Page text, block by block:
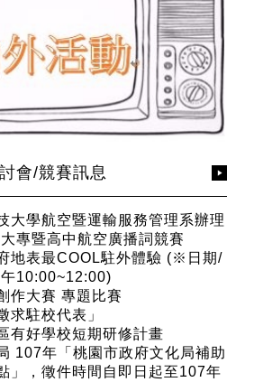
會/競賽訊息
大學航空暨運輸服務管理系辦理
專暨高中航空廣播詞競賽
地表最COOL駐外體驗 (※日期/
10:00~12:00)
作大賽 專題比賽
求駐校代表」
有好學校短期研修計畫
107年「桃園市政府文化局補助
」，徵件時間自即日起至107年